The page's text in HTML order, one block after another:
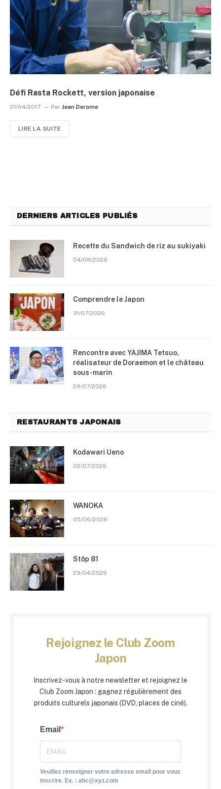
Défi Rasta Rockett, version japonaise
01/04/2017 Par Jean Derome
LIRE LA SUITE
DERNIERS ARTICLES PUBLIÉS
Recette du Sandwich de riz au sukiyaki
04/08/2026
Comprendre le Japon
31/07/2026
Rencontre avec YAJIMA Tetsuo,
réalisateur de Doraemon et le château
sous-marin
29/07/2026
RESTAURANTS JAPONAIS
Kodawari Ueno
02/07/2026
WANOKA
05/06/2026
Stōp 81
29/04/2026
Rejoignez le Club Zoom
Japon
Inscrivez-vous à notre newsletter et rejoignez le
Club Zoom Japon : gagnez régulièrement des
produits culturels japonais (DVD, places de ciné).
Email
Veuillez renseigner votre adresse email pour vous
inscrire. Ex. : abc@xyz.com